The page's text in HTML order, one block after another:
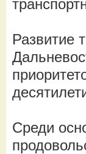
Развитие
Среди